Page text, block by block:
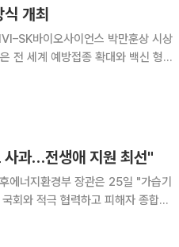
개최
바이오사이언스 박만훈상 시상
사과…전생애 지원 최선"
회와 적극 협력하고 피해자 종합지
피해자 간담회